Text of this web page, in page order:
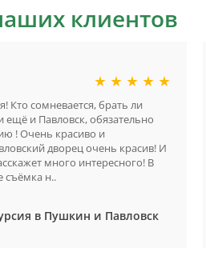
клиентов
Кто сомневается, брать ли
и Павловск, обязательно
! Очень красиво и
дворец очень красив! И
много интересного! В
съёмка н..
в Пушкин и Павловск